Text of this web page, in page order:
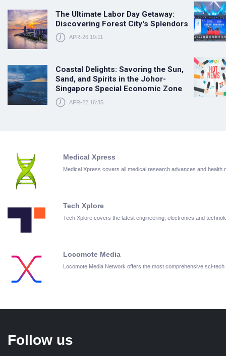
The Ultimate Labor Day Getaway:
Discovering Forest City's Splendors
APR-26 19:11
Coastal Delights: Savoring the Sun,
Sand, and Spirits in the Johor-
Singapore Special Economic Zone
APR-22 16:35
Medical Xpress
Medical Xpress covers all medical research advances and health
Tech Xplore
Tech Xplore covers the latest engineering, electronics and
Locomote Media
Locomote Media Network offers the most comprehensive sci-
Follow us